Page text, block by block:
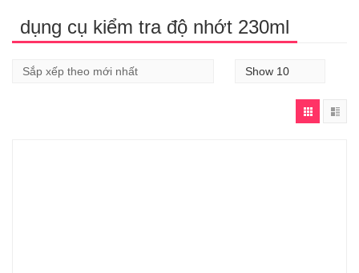
dụng cụ kiểm tra độ nhớt 230ml